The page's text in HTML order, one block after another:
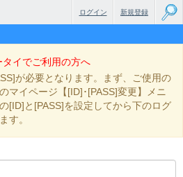
新規登録
ログイン
タイでご利用の方へ
が必要となります。まず、ご使用の
マイページ【[ID]･[PASS]変更】メニ
[ID]と[PASS]を設定してから下のログ
す。